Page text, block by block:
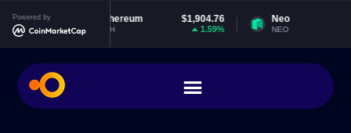
Powered by $1,904.76
ETH
Neo
NEO